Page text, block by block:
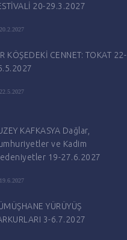
20-29.3.2027
20.2.2027
KÖŞEDEKİ CENNET: TOKAT 22-
22.5.2027
KAFKASYA Dağlar,
ve Kadim
19-27.6.2027
19.6.2027
YÜRÜYÜŞ
3-6.7.2027